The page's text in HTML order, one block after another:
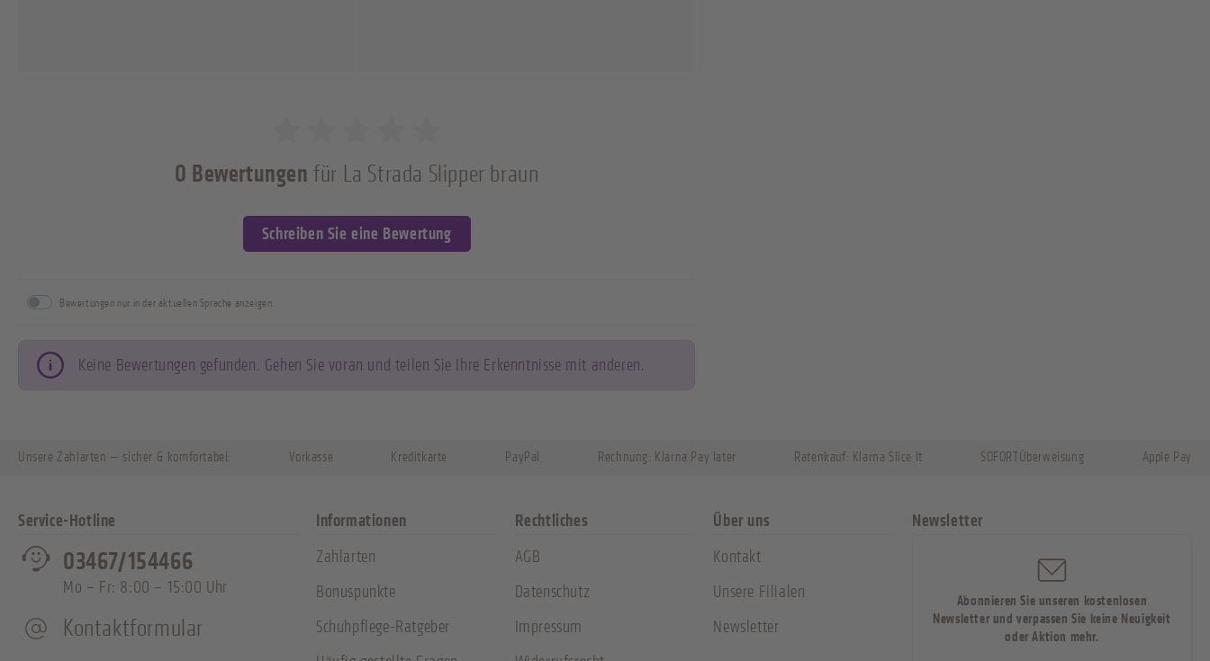
0 Bewertungen für La Strada Slipper braun
Schreiben Sie eine Bewertung
Bewertungen nur in der aktuellen Sprache anzeigen.
Keine Bewertungen gefunden. Gehen Sie voran und teilen Sie Ihre Erkenntnisse mit anderen.
Service-Hotline
03467/154466
Mo – Fr: 8:00 – 15:00 Uhr
Kontaktformular
Informationen
Zahlarten
Bonuspunkte
Schuhpflege-Ratgeber
Rechtliches
AGB
Datenschutz
Impressum
Über uns
Kontakt
Unsere Filialen
Newsletter
Newsletter
Abonnieren Sie unseren kostenlosen
Newsletter und verpassen Sie keine Neuigkeit
oder Aktion mehr.
Unsere Zahlarten — sicher & komfortabel: Vorkasse Kreditkarte PayPal Rechnung: Klarna Pay later Ratenkauf: Klarna Slice It SOFORTÜberweisung Apple Pay